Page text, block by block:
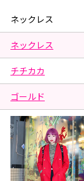
ネックレス
ネックレス
チチカカ
ゴールド